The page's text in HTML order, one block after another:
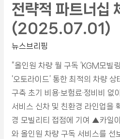
전략적 파트너십
(2025.07.01)
뉴스브리핑
“올인원 차량 월 구독 ‘KGM모빌
‘오토라이드’ 통한 최적의 차량
구축 초기 비용·보험료·정비비 없
서비스 신차 및 친환경 라인업을
경 모빌리티 접점에 기여 ▲카일
와 올인원 차량 구독 서비스를 선